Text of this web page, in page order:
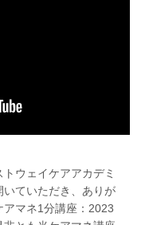
ウェイケアアカデミ
ていただき、ありが
アマネ1分講座：2023